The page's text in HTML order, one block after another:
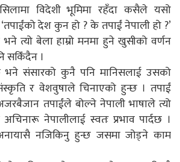
विदेशी भूमिमा रहँदा कसैले यसो
देश कुन हो ? के तपाईं नेपाली हो ?’
भने त्यो बेला हाम्रो मनमा हुने खुसीको वर्णन
सकिँदैन ।
संसारको कुनै पनि मानिसलाई उसको
र वेशवुषाले चिनाएको हुन्छ । तपाईं
तपाईंले बोल्ने नेपाली भाषाले त्यो
नेपालीलाई स्वतः प्रभाव पार्दछ ।
नजिकिनु हुन्छ जसमा जोड्ने काम